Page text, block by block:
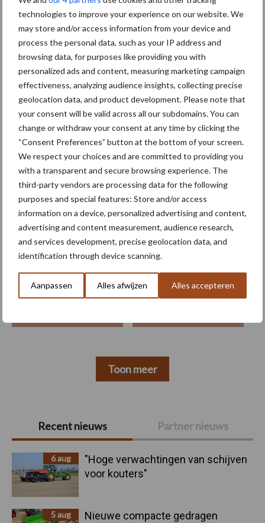
technologies to improve your experience on our website. We
may store and/or access information from your device and
process the personal data, such as your IP address and
browsing data, for purposes like providing you with
personalized ads and content, measuring marketing campaign
effectiveness, analyzing audience insights, collecting precise
geolocation data, and product development. Please note that
your consent will be valid across all our subdomains. You can
change or withdraw your consent at any time by clicking the
“Consent Preferences” button at the bottom of your screen.
We respect your choices and are committed to providing you
with a transparent and secure browsing experience. The
third-party vendors are processing data for the following
purposes and special features: Store and/or access
information on a device, personalized advertising and content,
advertising and content measurement, audience research,
and services development, precise geolocation data, and
identification through device scanning.
Aanpassen Alles afwijzen Alles accepteren
Primaire
Sidebar
Recent nieuws Partner nieuws
6 aug
"Hoge verwachtingen van schijven
voor kouters"
5 aug
Nieuwe compacte gedragen
Nieuwe compacte
gedragen pootcombinatie
van AVR
Provincie Antwerpen breidt
onttrekkingsverbod uit:
geen water meer
oppompen uit onbevaarbare
waterlopen
Meer lezen over:
Maak uw keuze
Machines Duurzaamheid
Toon meer